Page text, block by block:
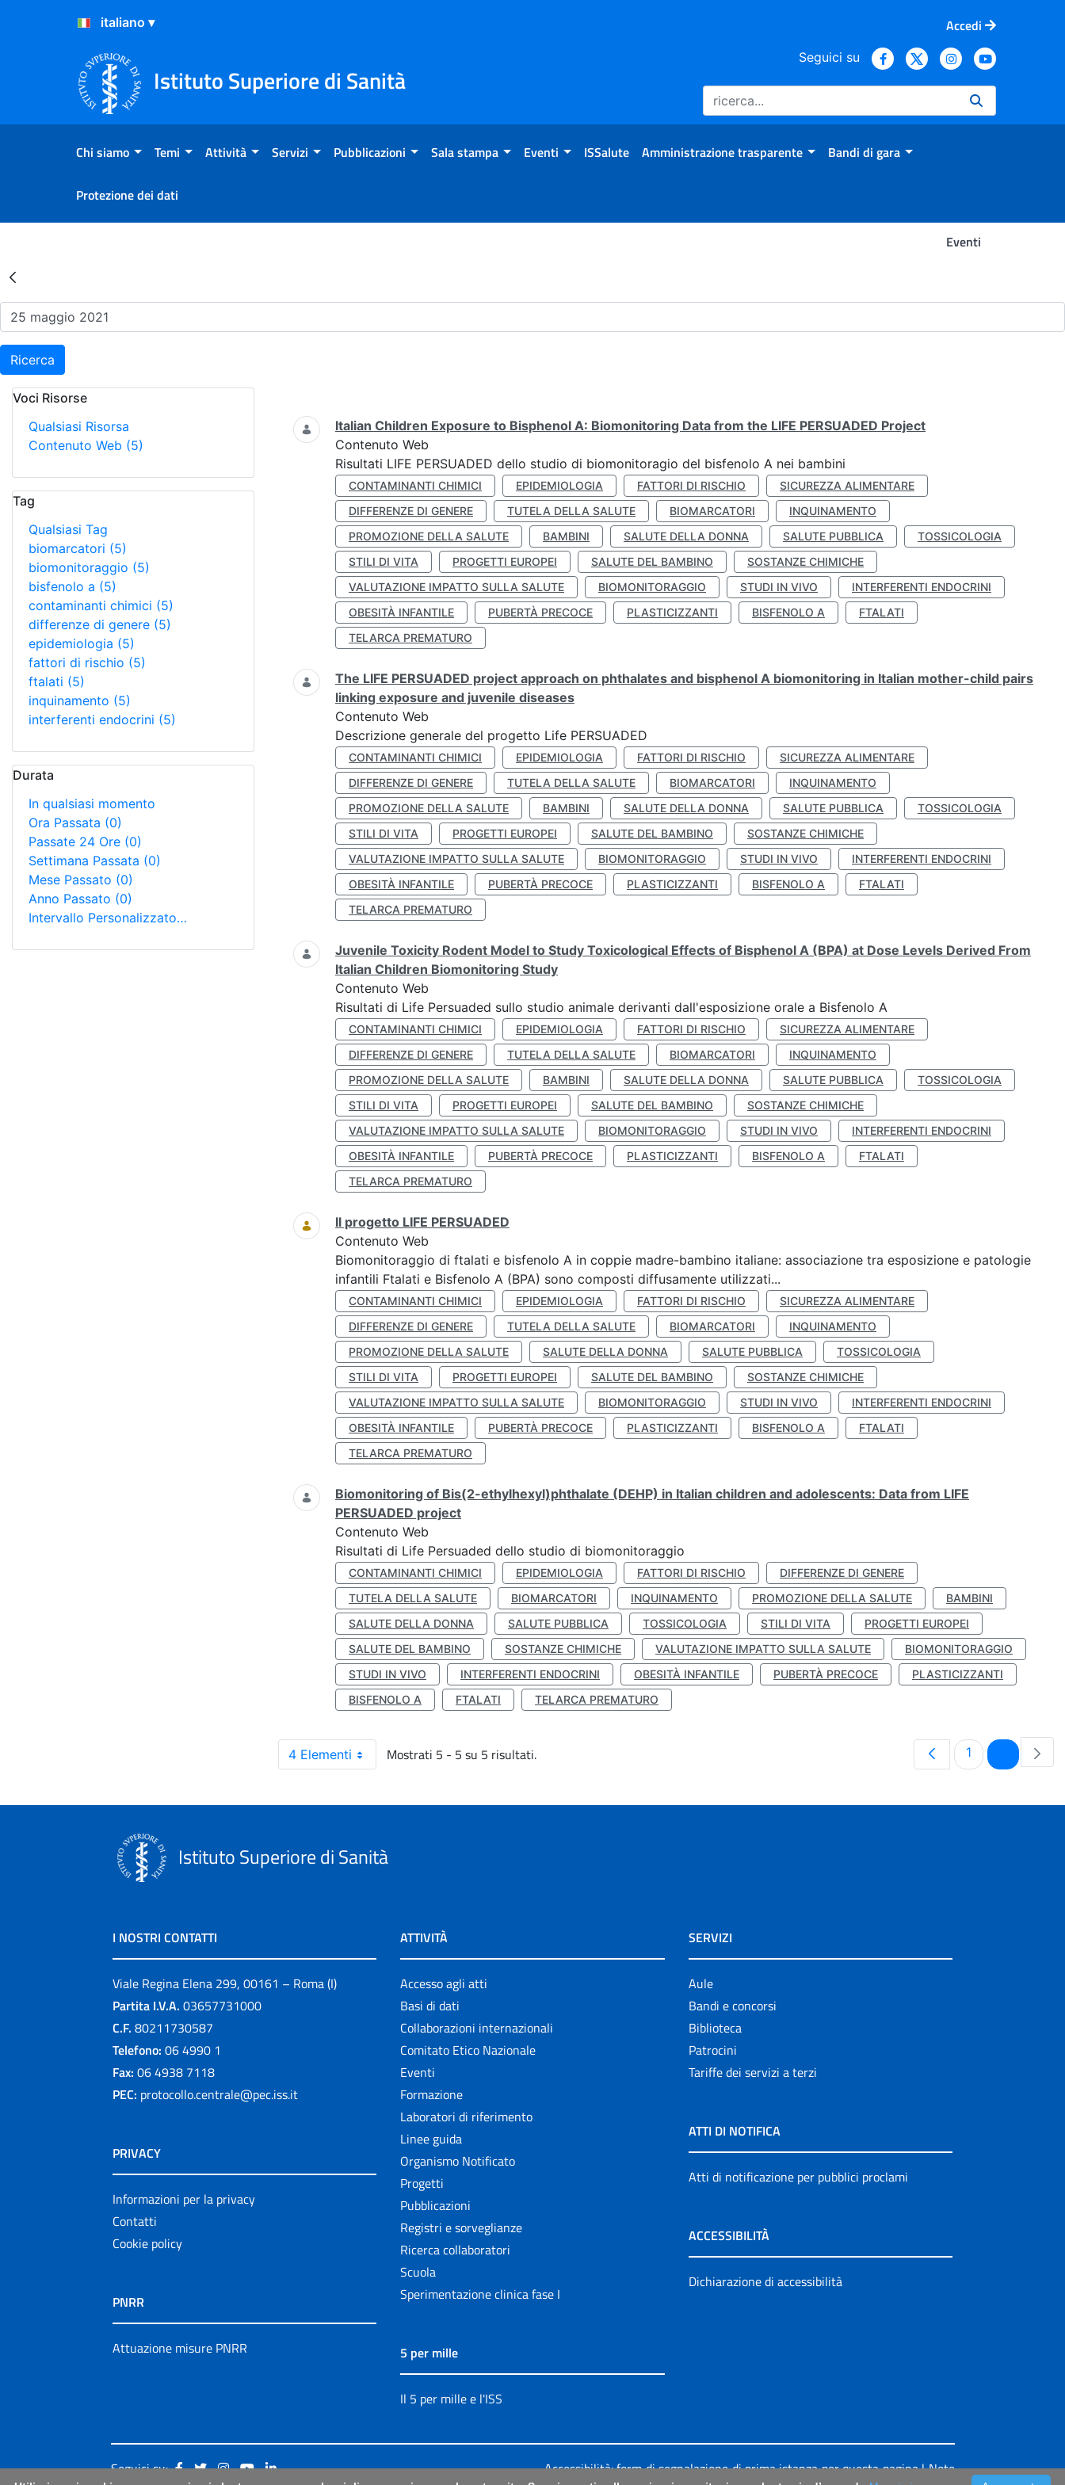
Salta al Contenuto
Salta al Footer
Accedi
Istituto Superiore di Sanità
Seguici su
Chi siamo Temi Attività Servizi Pubblicazioni Sala stampa Eventi ISSalute Amministrazione trasparente Bandi di gara
Protezione dei dati
Eventi
Risultati della Ricerca - Eventi
Ricerca
Voci Risorse
Qualsiasi Risorsa
Contenuto Web (5)
Tag
Qualsiasi Tag
biomarcatori (5)
biomonitoraggio (5)
bisfenolo a (5)
contaminanti chimici (5)
differenze di genere (5)
epidemiologia (5)
fattori di rischio (5)
ftalati (5)
inquinamento (5)
interferenti endocrini (5)
Durata
In qualsiasi momento
Ora Passata (0)
Passate 24 Ore (0)
Settimana Passata (0)
Mese Passato (0)
Anno Passato (0)
Intervallo Personalizzato…
Ricerca
Italian Children Exposure to Bisphenol A: Biomonitoring Data from the LIFE PERSUADED Project
Contenuto Web
Risultati LIFE PERSUADED dello studio di biomonitoragio del bisfenolo A nei bambini
CONTAMINANTI CHIMICI EPIDEMIOLOGIA FATTORI DI RISCHIO
SICUREZZA ALIMENTARE
DIFFERENZE DI GENERE
TUTELA DELLA SALUTE BIOMARCATORI
INQUINAMENTO
PROMOZIONE DELLA SALUTE
BAMBINI SALUTE DELLA DONNA SALUTE PUBBLICA
TOSSICOLOGIA
STILI DI VITA
PROGETTI EUROPEI SALUTE DEL BAMBINO
SOSTANZE CHIMICHE
VALUTAZIONE IMPATTO SULLA SALUTE
BIOMONITORAGGIO STUDI IN VIVO
INTERFERENTI ENDOCRINI
OBESITÀ INFANTILE
PUBERTÀ PRECOCE PLASTICIZZANTI BISFENOLO A
FTALATI
TELARCA PREMATURO
The LIFE PERSUADED project approach on phthalates and bisphenol A biomonitoring in Italian mother-child pairs
linking exposure and juvenile diseases
Contenuto Web
Descrizione generale del progetto Life PERSUADED
CONTAMINANTI CHIMICI EPIDEMIOLOGIA FATTORI DI RISCHIO
SICUREZZA ALIMENTARE
DIFFERENZE DI GENERE
TUTELA DELLA SALUTE BIOMARCATORI
INQUINAMENTO
PROMOZIONE DELLA SALUTE
BAMBINI SALUTE DELLA DONNA SALUTE PUBBLICA
TOSSICOLOGIA
STILI DI VITA
PROGETTI EUROPEI SALUTE DEL BAMBINO
SOSTANZE CHIMICHE
VALUTAZIONE IMPATTO SULLA SALUTE
BIOMONITORAGGIO STUDI IN VIVO
INTERFERENTI ENDOCRINI
OBESITÀ INFANTILE
PUBERTÀ PRECOCE PLASTICIZZANTI BISFENOLO A
FTALATI
TELARCA PREMATURO
Juvenile Toxicity Rodent Model to Study Toxicological Effects of Bisphenol A (BPA) at Dose Levels Derived From
Italian Children Biomonitoring Study
Contenuto Web
Risultati di Life Persuaded sullo studio animale derivanti dall'esposizione orale a Bisfenolo A
CONTAMINANTI CHIMICI EPIDEMIOLOGIA FATTORI DI RISCHIO
SICUREZZA ALIMENTARE
DIFFERENZE DI GENERE
TUTELA DELLA SALUTE BIOMARCATORI
INQUINAMENTO
PROMOZIONE DELLA SALUTE
BAMBINI SALUTE DELLA DONNA SALUTE PUBBLICA
TOSSICOLOGIA
STILI DI VITA
PROGETTI EUROPEI SALUTE DEL BAMBINO
SOSTANZE CHIMICHE
VALUTAZIONE IMPATTO SULLA SALUTE
BIOMONITORAGGIO STUDI IN VIVO
INTERFERENTI ENDOCRINI
OBESITÀ INFANTILE
PUBERTÀ PRECOCE PLASTICIZZANTI BISFENOLO A
FTALATI
TELARCA PREMATURO
Il progetto LIFE PERSUADED
Contenuto Web
Biomonitoraggio di ftalati e bisfenolo A in coppie madre-bambino italiane: associazione tra esposizione e patologie
infantili Ftalati e Bisfenolo A (BPA) sono composti diffusamente utilizzati...
CONTAMINANTI CHIMICI EPIDEMIOLOGIA FATTORI DI RISCHIO
SICUREZZA ALIMENTARE
DIFFERENZE DI GENERE
TUTELA DELLA SALUTE BIOMARCATORI
INQUINAMENTO
PROMOZIONE DELLA SALUTE
SALUTE DELLA DONNA SALUTE PUBBLICA
TOSSICOLOGIA
STILI DI VITA
PROGETTI EUROPEI SALUTE DEL BAMBINO
SOSTANZE CHIMICHE
VALUTAZIONE IMPATTO SULLA SALUTE
BIOMONITORAGGIO STUDI IN VIVO
INTERFERENTI ENDOCRINI
OBESITÀ INFANTILE
PUBERTÀ PRECOCE PLASTICIZZANTI BISFENOLO A
FTALATI
TELARCA PREMATURO
Biomonitoring of Bis(2-ethylhexyl)phthalate (DEHP) in Italian children and adolescents: Data from LIFE
PERSUADED project
Contenuto Web
Risultati di Life Persuaded dello studio di biomonitoraggio
CONTAMINANTI CHIMICI EPIDEMIOLOGIA FATTORI DI RISCHIO
DIFFERENZE DI GENERE
TUTELA DELLA SALUTE
BIOMARCATORI INQUINAMENTO PROMOZIONE DELLA SALUTE
BAMBINI
SALUTE DELLA DONNA
SALUTE PUBBLICA TOSSICOLOGIA STILI DI VITA
PROGETTI EUROPEI
SALUTE DEL BAMBINO
SOSTANZE CHIMICHE VALUTAZIONE IMPATTO SULLA SALUTE
BIOMONITORAGGIO
STUDI IN VIVO
INTERFERENTI ENDOCRINI OBESITÀ INFANTILE PUBERTÀ PRECOCE
PLASTICIZZANTI
BISFENOLO A
FTALATI TELARCA PREMATURO
4 Elementi Mostrati 5 - 5 su 5 risultati. Pagina
1 Pagina
Istituto Superiore di Sanità
I NOSTRI CONTATTI
Viale Regina Elena 299, 00161 – Roma (I)
Partita I.V.A. 03657731000
C.F. 80211730587
Telefono: 06 4990 1
Fax: 06 4938 7118
PEC: protocollo.centrale@pec.iss.it
PRIVACY
Informazioni per la privacy
Contatti
Cookie policy
PNRR
Attuazione misure PNRR
ATTIVITÀ
Accesso agli atti
Basi di dati
Collaborazioni internazionali
Comitato Etico Nazionale
Eventi
Formazione
Laboratori di riferimento
Linee guida
Organismo Notificato
Progetti
Pubblicazioni
Registri e sorveglianze
Ricerca collaboratori
Scuola
Sperimentazione clinica fase I
5 per mille
Il 5 per mille e l'ISS
SERVIZI
Aule
Bandi e concorsi
Biblioteca
Patrocini
Tariffe dei servizi a terzi
ATTI DI NOTIFICA
Atti di notificazione per pubblici proclami
ACCESSIBILITÀ
Dichiarazione di accessibilità
Seguici su: Accessibilità: form di segnalazione di prima istanza per questa pagina|Note